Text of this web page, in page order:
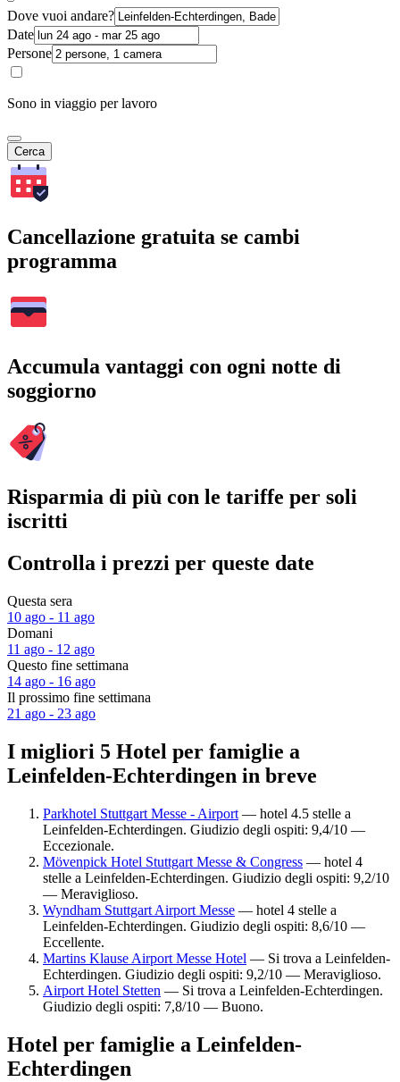
Dove vuoi andare?
Date
Persone
Sono in viaggio per lavoro
Cerca
Cancellazione gratuita se cambi
programma
Accumula vantaggi con ogni notte di
soggiorno
Risparmia di più con le tariffe per soli
iscritti
Controlla i prezzi per queste date
Questa sera
10 ago - 11 ago
Domani
11 ago - 12 ago
Questo fine settimana
14 ago - 16 ago
Il prossimo fine settimana
21 ago - 23 ago
I migliori 5 Hotel per famiglie a
Leinfelden-Echterdingen in breve
Parkhotel Stuttgart Messe - Airport — hotel 4.5 stelle a
Leinfelden-Echterdingen. Giudizio degli ospiti: 9,4/10 —
Eccezionale.
Mövenpick Hotel Stuttgart Messe & Congress — hotel 4
stelle a Leinfelden-Echterdingen. Giudizio degli ospiti: 9,2/10
— Meraviglioso.
Wyndham Stuttgart Airport Messe — hotel 4 stelle a
Leinfelden-Echterdingen. Giudizio degli ospiti: 8,6/10 —
Eccellente.
Martins Klause Airport Messe Hotel — Si trova a Leinfelden-
Echterdingen. Giudizio degli ospiti: 9,2/10 — Meraviglioso.
Airport Hotel Stetten — Si trova a Leinfelden-Echterdingen.
Giudizio degli ospiti: 7,8/10 — Buono.
Hotel per famiglie a Leinfelden-
Echterdingen